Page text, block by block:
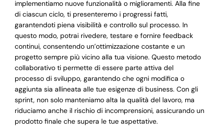
implementiamo nuove funzionalità o miglioramenti. Alla fine
di ciascun ciclo, ti presenteremo i progressi fatti,
garantendoti piena visibilità e controllo sul processo. In
questo modo, potrai rivedere, testare e fornire feedback
continui, consentendo un’ottimizzazione costante e un
progetto sempre più vicino alla tua visione. Questo metodo
collaborativo ti permette di essere parte attiva del
processo di sviluppo, garantendo che ogni modifica o
aggiunta sia allineata alle tue esigenze di business. Con gli
sprint, non solo manteniamo alta la qualità del lavoro, ma
riduciamo anche il rischio di incomprensioni, assicurando un
prodotto finale che supera le tue aspettative.